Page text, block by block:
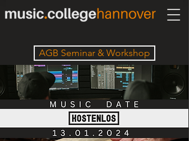
AGB Seminar & Workshop